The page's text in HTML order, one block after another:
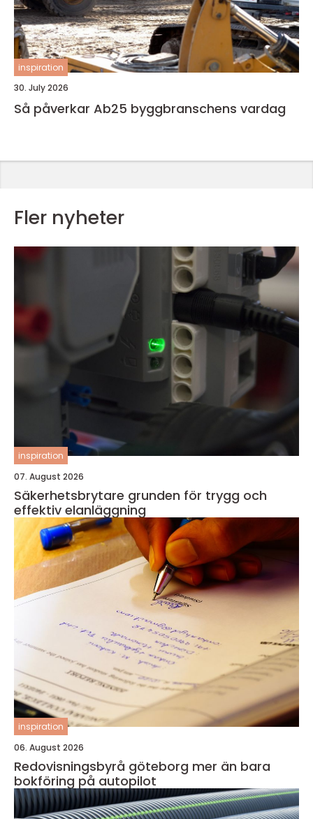
inspiration
30. July 2026
Så påverkar Ab25 byggbranschens vardag
Fler nyheter
inspiration
07. August 2026
Säkerhetsbrytare grunden för trygg och
effektiv elanläggning
inspiration
06. August 2026
Redovisningsbyrå göteborg mer än bara
bokföring på autopilot